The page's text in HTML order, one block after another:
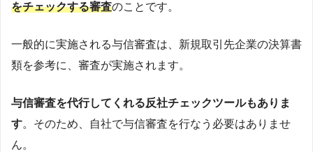
をチェックする審査のことです。
一般的に実施される与信審査は、新規取引先企業の決算書
類を参考に、審査が実施されます。
与信審査を代行してくれる反社チェックツールもありま
す。そのため、自社で与信審査を行なう必要はありませ
ん。